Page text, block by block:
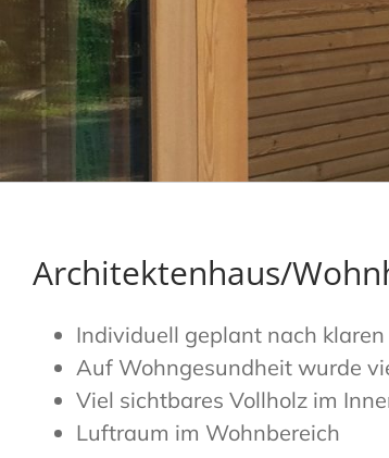
Architektenhaus/
Individuell geplant nach
Auf Wohngesundheit wurde
Viel sichtbares Vollholz im
Luftraum im Wohnbereich